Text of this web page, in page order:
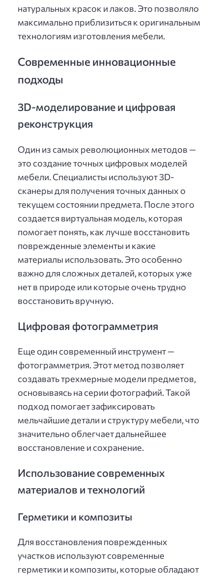
натуральных красок и лаков. Это позволяло
максимально приблизиться к оригинальным
технологиям изготовления мебели.
Современные инновационные
подходы
3D-моделирование и цифровая
реконструкция
Один из самых революционных методов —
это создание точных цифровых моделей
мебели. Специалисты используют 3D-
сканеры для получения точных данных о
текущем состоянии предмета. После этого
создается виртуальная модель, которая
помогает понять, как лучше восстановить
поврежденные элементы и какие
материалы использовать. Это особенно
важно для сложных деталей, которых уже
нет в природе или которые очень трудно
восстановить вручную.
Цифровая фотограмметрия
Еще один современный инструмент —
фотограмметрия. Этот метод позволяет
создавать трехмерные модели предметов,
основываясь на серии фотографий. Такой
подход помогает зафиксировать
мельчайшие детали и структуру мебели, что
значительно облегчает дальнейшее
восстановление и сохранение.
Использование современных
материалов и технологий
Герметики и композиты
Для восстановления поврежденных
участков используют современные
герметики и композиты, которые обладают